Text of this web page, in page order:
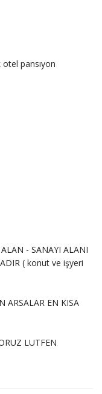
otel pansıyon
- SANAYI ALANI
( konut ve işyeri
ARSALAR EN KISA
LUTFEN